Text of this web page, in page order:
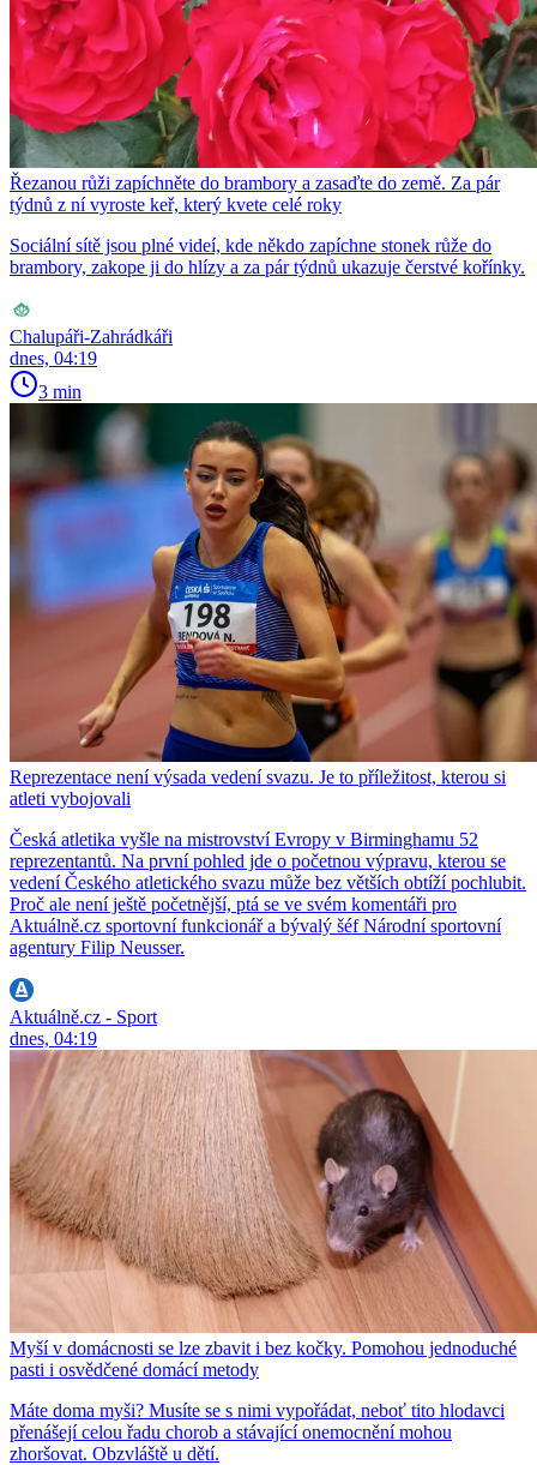
Řezanou růži zapíchněte do brambory a zasaďte do země. Za pár
týdnů z ní vyroste keř, který kvete celé roky
Sociální sítě jsou plné videí, kde někdo zapíchne stonek růže do
brambory, zakope ji do hlízy a za pár týdnů ukazuje čerstvé kořínky.
Chalupáři-Zahrádkáři
dnes, 04:19
3 min
Reprezentace není výsada vedení svazu. Je to příležitost, kterou si
atleti vybojovali
Česká atletika vyšle na mistrovství Evropy v Birminghamu 52
reprezentantů. Na první pohled jde o početnou výpravu, kterou se
vedení Českého atletického svazu může bez větších obtíží pochlubit.
Proč ale není ještě početnější, ptá se ve svém komentáři pro
Aktuálně.cz sportovní funkcionář a bývalý šéf Národní sportovní
agentury Filip Neusser.
Aktuálně.cz - Sport
dnes, 04:19
Myší v domácnosti se lze zbavit i bez kočky. Pomohou jednoduché
pasti i osvědčené domácí metody
Máte doma myši? Musíte se s nimi vypořádat, neboť tito hlodavci
přenášejí celou řadu chorob a stávající onemocnění mohou
zhoršovat. Obzvláště u dětí.